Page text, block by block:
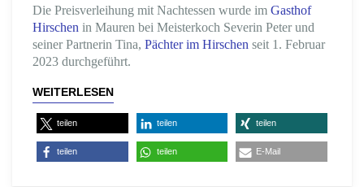
Die Preisverleihung mit Nachtessen wurde im Gasthof
Hirschen in Mauren bei Meisterkoch Severin Peter und
seiner Partnerin Tina, Pächter im Hirschen seit 1. Februar
2023 durchgeführt.
WEITERLESEN
teilen teilen teilen
teilen teilen E-Mail